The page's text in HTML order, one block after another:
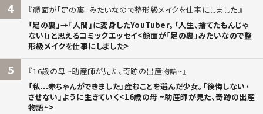
4
顔面が「足の裏」みたいなので整形級メイクを仕事にしました
「足の裏」→「人間」に変身したYouTuber。「人生、捨てたもんじゃ
ない!」と思えるコミックエッセイ<顔面が「足の裏」みたいなので整
形級メイクを仕事にしました>
5
16歳の母 ~助産師が見た、奇跡の出産物語~
「私...赤ちゃんができました」――産むことを選んだ少女。「後悔しない・
させない」ように生きていく<16歳の母 ~助産師が見た、奇跡の出産
物語~>